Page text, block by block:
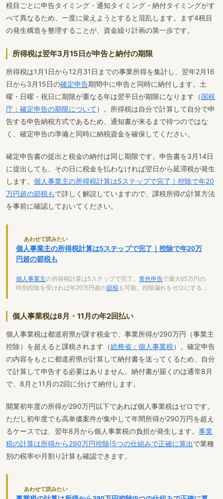
税目ごとに申告タイミング・通知タイミング・納付タイミングがす
べて異なるため、一度に覚えようとすると混乱します。まず4税目
の発生構造を整理することが、資金繰り計画の第一歩です。
所得税は翌年3月15日が申告と納付の期限
所得税は1月1日から12月31日までの事業所得を集計し、翌年2月16
日から3月15日の確定申告期間中に申告と同時に納付します。土
曜・日曜・祝日に期限が重なる年は翌平日が期限になります（国税
庁：確定申告の期限について）。所得税は自分で計算して自分で申
告する申告納税方式であるため、通知書が来るまで待つのではな
く、確定申告の準備と同時に納税資金を確保してください。
確定申告書の提出と税金の納付は同じ期限です。申告書を3月14日
に提出しても、その日に税金を払わなければ翌日から延滞税が発生
します。 個人事業主の所得税計算は5ステップで完了｜控除で年20
万円超の節税もで詳しく解説していますので、課税所得の計算方法
を事前に確認しておいてください。
あわせて読みたい
個人事業主の所得税計算は5ステップで完了｜控除で年20万
円超の節税も
個人事業主の所得税計算は5ステップで完了。 青色申告で最大65万円の
特別控除を受ければ年20万円超の節税 も可能。控除漏れをゼロにするチ
個人事業税は8月・11月の年2回払い
個人事業税は都道府県が課す税金で、事業所得が290万円（事業主
控除）を超えると課税されます（総務省：個人事業税）。確定申告
の内容をもとに都道府県が計算して納付書を送ってくるため、自分
で計算して申告する必要はありません。納付書が届くのは通常8月
で、8月と11月の2回に分けて納付します。
開業初年度の所得が290万円以下であれば個人事業税はゼロです。
ただし初年度でも高単価案件が集中して年間所得が290万円を超え
るケースでは、翌年8月から個人事業税の負担が発生します。 事業
税の計算は所得から290万円控除|5つの仕組みで正確に算出で業種
別の税率や月割り計算も確認できます。
あわせて読みたい